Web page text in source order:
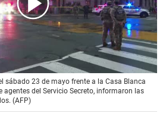
sábado 23 de mayo frente a la Casa Blanca
del Servicio Secreto, informaron las
(AFP)